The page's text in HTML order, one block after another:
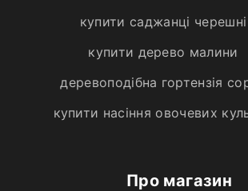
купити саджанці черешні
купити дерево малини
деревоподібна гортензія
купити насіння овочевих
Про магазин